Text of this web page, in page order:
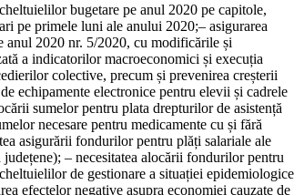
bugetare pe anul 2020 pe capitole,
pe primele luni ale anului 2020;– asigurarea
anul 2020 nr. 5/2020, cu modificările și
a indicatorilor macroeconomici și execuția
colective, precum și prevenirea creșterii
echipamente electronice pentru elevii și cadrele
sumelor pentru plata drepturilor de asistență
necesare pentru medicamente cu și fără
asigurării fondurilor pentru plăți salariale ale
– necesitatea alocării fondurilor pentru
de gestionare a situației epidemiologice
efectelor negative asupra economiei cauzate de